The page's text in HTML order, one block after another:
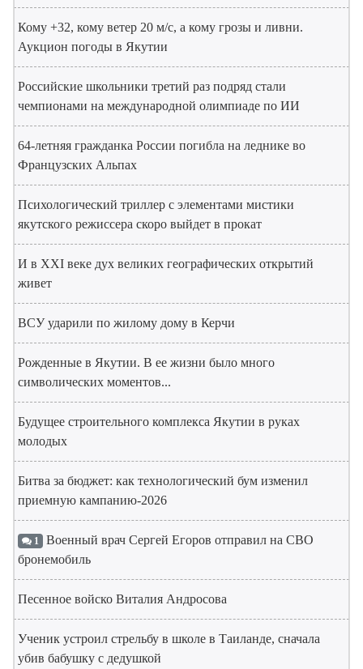
Кому +32, кому ветер 20 м/с, а кому грозы и ливни.
Аукцион погоды в Якутии
Российские школьники третий раз подряд стали
чемпионами на международной олимпиаде по ИИ
64-летняя гражданка России погибла на леднике во
Французских Альпах
Психологический триллер с элементами мистики
якутского режиссера скоро выйдет в прокат
И в XXI веке дух великих географических открытий
живет
ВСУ ударили по жилому дому в Керчи
Рожденные в Якутии. В ее жизни было много
символических моментов...
Будущее строительного комплекса Якутии в руках
молодых
Битва за бюджет: как технологический бум изменил
приемную кампанию-2026
1 Военный врач Сергей Егоров отправил на СВО
бронемобиль
Песенное войско Виталия Андросова
Ученик устроил стрельбу в школе в Таиланде, сначала
убив бабушку с дедушкой